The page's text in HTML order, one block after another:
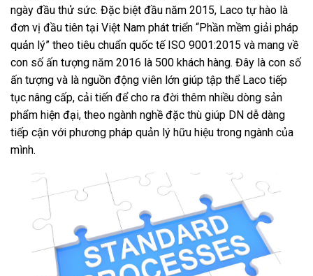
ngày đầu thử sức. Đặc biệt đầu năm 2015, Laco tự hào là
đơn vị đầu tiên tại Việt Nam phát triển “Phần mềm giải pháp
quản lý” theo tiêu chuẩn quốc tế ISO 9001:2015 và mang về
con số ấn tượng năm 2016 là 500 khách hàng. Đây là con số
ấn tượng và là nguồn động viên lớn giúp tập thể Laco tiếp
tục nâng cấp, cải tiến để cho ra đời thêm nhiều dòng sản
phẩm hiện đại, theo ngành nghề đặc thù giúp DN dễ dàng
tiếp cận với phương pháp quản lý hữu hiệu trong ngành của
mình.